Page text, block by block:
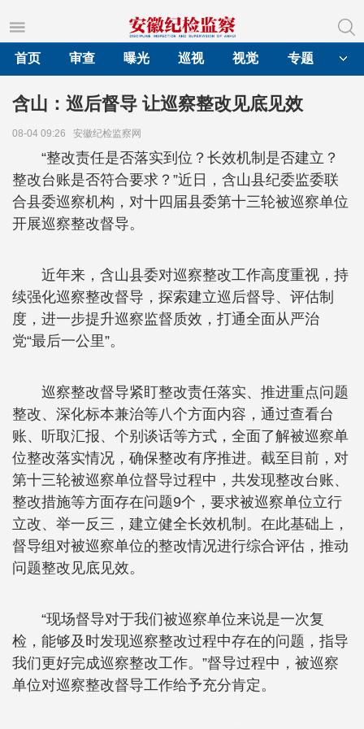
首页
审查 曝光 巡视 视觉 专题
含山：巡后督导 让巡察整改见底见效
08-04 09:26 安徽纪检监察网
“整改责任是否落实到位？长效机制是否建立？
整改台账是否符合要求？”近日，含山县纪委监委联
合县委巡察机构，对十四届县委第十三轮被巡察单位
开展巡察整改督导。
近年来，含山县委对巡察整改工作高度重视，持
续强化巡察整改督导，探索建立巡后督导、评估制
度，进一步提升巡察监督质效，打通全面从严治
党“最后一公里”。
巡察整改督导紧盯整改责任落实、推进重点问题
整改、深化标本兼治等八个方面内容，通过查看台
账、听取汇报、个别谈话等方式，全面了解被巡察单
位整改落实情况，确保整改有序推进。截至目前，对
第十三轮被巡察单位督导过程中，共发现整改台账、
整改措施等方面存在问题9个，要求被巡察单位立行
立改、举一反三，建立健全长效机制。在此基础上，
督导组对被巡察单位的整改情况进行综合评估，推动
问题整改见底见效。
“现场督导对于我们被巡察单位来说是一次复
检，能够及时发现巡察整改过程中存在的问题，指导
我们更好完成巡察整改工作。”督导过程中，被巡察
单位对巡察整改督导工作给予充分肯定。